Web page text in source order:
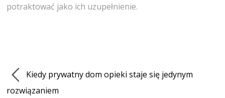
potraktować jako ich uzupełnienie.
Kiedy prywatny dom opieki staje się jedynym
rozwiązaniem